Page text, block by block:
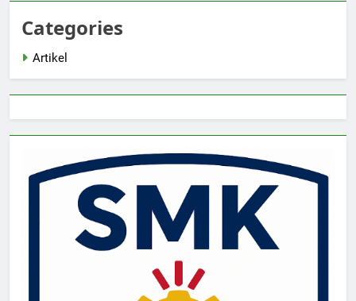
Categories
Artikel